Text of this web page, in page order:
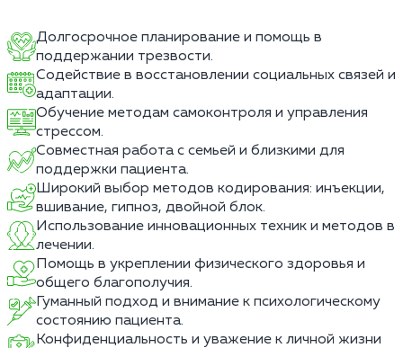
Долгосрочное планирование и помощь в
поддержании трезвости.
Содействие в восстановлении социальных связей и
адаптации.
Обучение методам самоконтроля и управления
стрессом.
Совместная работа с семьей и близкими для
поддержки пациента.
Широкий выбор методов кодирования: инъекции,
вшивание, гипноз, двойной блок.
Использование инновационных техник и методов в
лечении.
Помощь в укреплении физического здоровья и
общего благополучия.
Гуманный подход и внимание к психологическому
состоянию пациента.
Конфиденциальность и уважение к личной жизни